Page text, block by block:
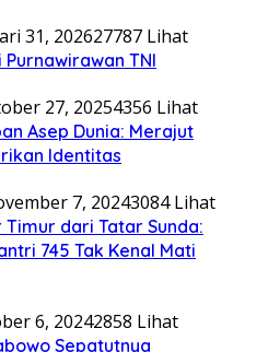
31, 202627787 Lihat
TNI
27, 20254356 Lihat
Asep Dunia: Merajut
Identitas
7, 20243084 Lihat
Timur dari Tatar Sunda:
745 Tak Kenal Mati
6, 20242858 Lihat
Sepatutnya